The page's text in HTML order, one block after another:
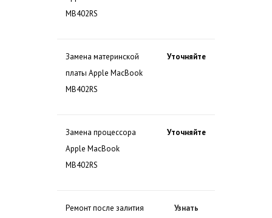
MB402RS
Замена материнской
платы Apple MacBook
MB402RS
Уточняйте
Замена процессора
Apple MacBook
MB402RS
Уточняйте
Ремонт после залития
Узнать